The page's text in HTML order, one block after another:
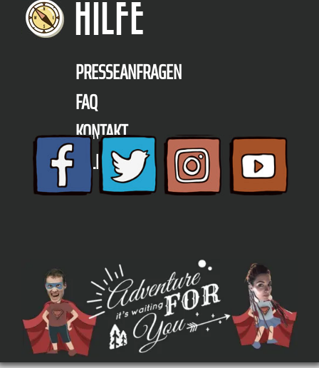
HILFE
PRESSEANFRAGEN
FAQ
KONTAKT
TELEFON